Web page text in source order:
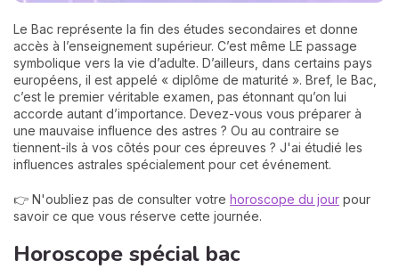
Le Bac représente la fin des études secondaires et donne
accès à l’enseignement supérieur. C’est même LE passage
symbolique vers la vie d’adulte. D’ailleurs, dans certains pays
européens, il est appelé « diplôme de maturité ». Bref, le Bac,
c’est le premier véritable examen, pas étonnant qu’on lui
accorde autant d’importance. Devez-vous vous préparer à
une mauvaise influence des astres ? Ou au contraire se
tiennent-ils à vos côtés pour ces épreuves ? J'ai étudié les
influences astrales spécialement pour cet événement.
👉 N'oubliez pas de consulter votre horoscope du jour pour
savoir ce que vous réserve cette journée.
Horoscope spécial bac